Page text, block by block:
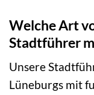
Welche Art
Stadtführer
Unsere
Lüneburgs mit